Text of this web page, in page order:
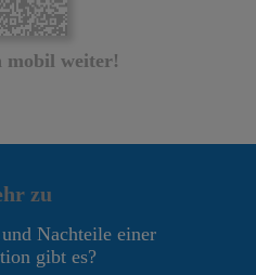
mobil weiter!
zu
Nachteile einer
gibt es?